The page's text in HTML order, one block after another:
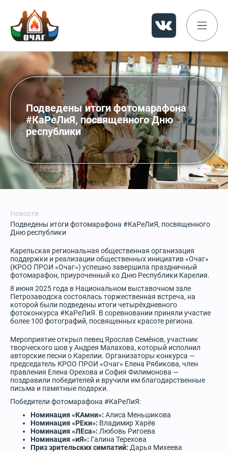
Подведены итоги фотомарафона
#КаРеЛиЯ, посвященного Дню
республики
Новости
Подведены итоги фотомарафона #КаРеЛиЯ, посвященного
Дню республики
Карельская региональная общественная организация
поддержки и реализации общественных инициатив «Очаг»
(КРОО ПРОИ «Очаг») успешно завершила праздничный
фотомарафон, приуроченный ко Дню Республики Карелия.
8 июня 2025 года в Национальном выставочном зале
Петрозаводска состоялась торжественная встреча, на
которой были подведены итоги четырёхдневного
фотоконкурса #КаРеЛиЯ. В соревновании приняли участие
более 100 фотографий, посвященных красоте региона.
Мероприятие открыл певец Ярослав Семёнов, участник
творческого шов у Андрея Малахова, который исполнил
авторские песни о Карелии. Организаторы конкурса —
председатель КРОО ПРОИ «Очаг» Елена Рябикова, член
правления Елена Орехова и София Филимонова —
поздравили победителей и вручили им благодарственные
письма и памятные подарки.
Победители фотомарафона #КаРеЛиЯ:
Номинация «КАмни»: Алиса Меньшикова
Номинация «РЕки»: Владимир Харёв
Номинация «ЛЕса»: Любовь Ригоева
Номинация «иЯ»: Галина Терехова
Приз зрительских симпатий: Дарья Михеева